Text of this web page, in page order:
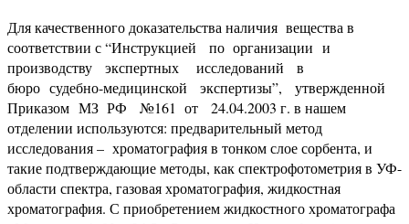
Для качественного доказательства наличия вещества в
соответствии с “Инструкцией по организации и
производству экспертных исследований в
бюро судебно-медицинской экспертизы”, утвержденной
Приказом МЗ РФ №161 от 24.04.2003 г. в нашем
отделении используются: предварительный метод
исследования – хроматография в тонком слое сорбента, и
такие подтверждающие методы, как спектрофотометрия в УФ-
области спектра, газовая хроматография, жидкостная
хроматография. С приобретением жидкостного хроматографа